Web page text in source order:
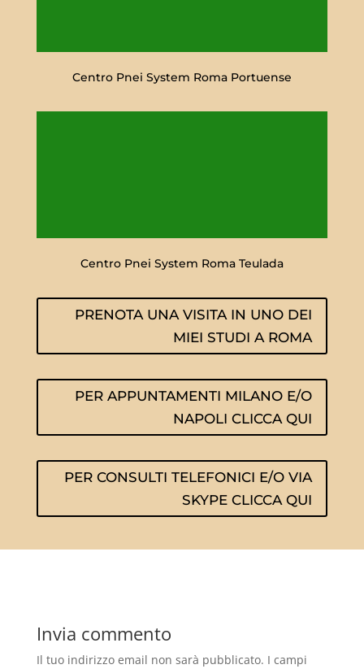
Centro Pnei System Roma Portuense
Centro Pnei System Roma Teulada
PRENOTA UNA VISITA IN UNO DEI
MIEI STUDI A ROMA
PER APPUNTAMENTI MILANO E/O
NAPOLI CLICCA QUI
PER CONSULTI TELEFONICI E/O VIA
SKYPE CLICCA QUI
Invia commento
Il tuo indirizzo email non sarà pubblicato. I campi